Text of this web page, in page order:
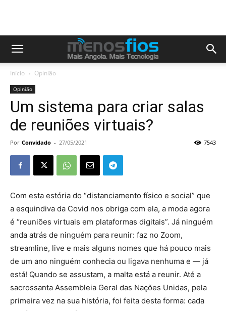
Início Opinião
Opinião
Um sistema para criar salas
de reuniões virtuais?
Por Convidado - 27/05/2021 7543
Com esta estória do “distanciamento físico e social” que
a esquindiva da Covid nos obriga com ela, a moda agora
é “reuniões virtuais em plataformas digitais”. Já ninguém
anda atrás de ninguém para reunir: faz no Zoom,
streamline, live e mais alguns nomes que há pouco mais
de um ano ninguém conhecia ou ligava nenhuma e — já
está! Quando se assustam, a malta está a reunir. Até a
sacrossanta Assembleia Geral das Nações Unidas, pela
primeira vez na sua história, foi feita desta forma: cada